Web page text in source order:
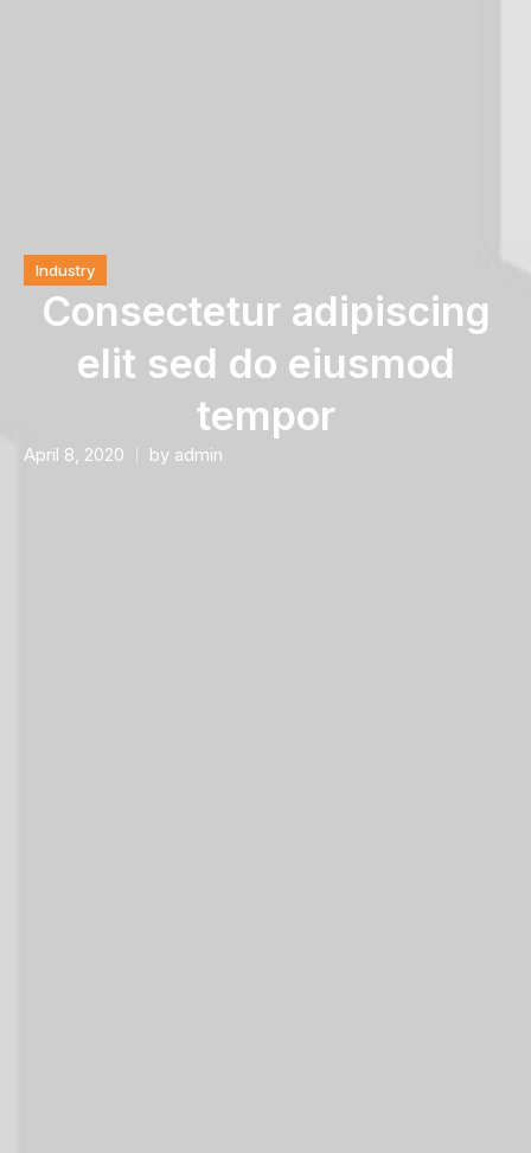
Industry
Consectetur adipiscing
elit sed do eiusmod
tempor
April 8, 2020 by admin